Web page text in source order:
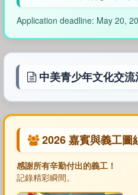
Application deadline: May 20,
中美青少年文化交流
2026 嘉賓與義工圖
感謝所有辛勤付出的義工！
記錄精彩瞬間。